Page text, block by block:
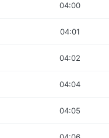
04:00
04:01
04:02
04:04
04:05